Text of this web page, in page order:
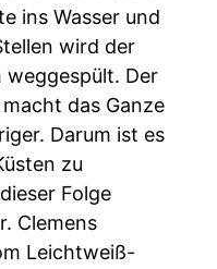
ins Wasser und
wird der
weggespült. Der
das Ganze
Darum ist es
zu
Folge
Clemens
Leichtweiß-